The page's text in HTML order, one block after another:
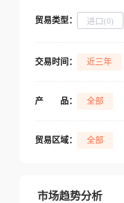
贸易类型： 进口(0)
交易时间： 近三年
产 品： 全部
贸易区域： 全部
市场趋势分析